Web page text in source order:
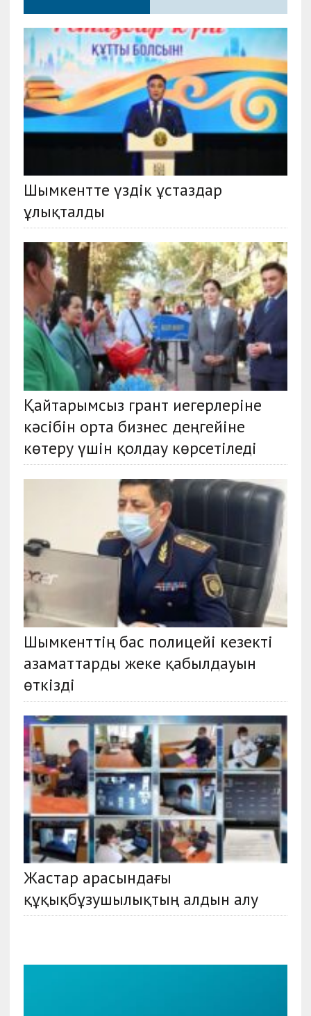
Шымкентте үздік ұстаздар
ұлықталды
Қайтарымсыз грант иегерлеріне
кәсібін орта бизнес деңгейіне
көтеру үшін қолдау көрсетіледі
Шымкенттің бас полицейі кезекті
азаматтарды жеке қабылдауын
өткізді
Жастар арасындағы
құқықбұзушылықтың алдын алу